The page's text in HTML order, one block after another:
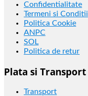
Confidentialitate
Termeni si Conditii
Politica Cookie
ANPC
SOL
Politica de retur
Plata si Transport
Transport